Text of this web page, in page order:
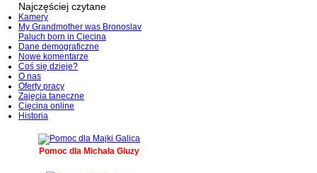
Najczęściej czytane
Kamery
My Grandmother was Bronoslav
Paluch born in Ciecina
Dane demograficzne
Nowe komentarze
Coś się dzieje?
O nas
Oferty pracy
Zajęcia taneczne
Cięcina online
Historia
Pomoc dla Michała Gluzy